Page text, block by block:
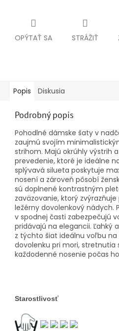
OPÝTAŤ SA STRÁŽIŤ
Popis Diskusia
Podrobný popis
Pohodlné dámske šaty v
zaujmú svojím
strihom. Majú okrúhly výstrih
prevedenie, ktoré je ideálne
splývavá silueta poskytuje
nosení a zároveň pôsobí
sú doplnené kontrastným
zaväzovanie, ktorý
ležérny dovolenkový nádych.
v spodnej časti zabezpečujú
pridávajú na elegancii. Ľahký
z týchto šiat ideálnu voľbu
dovolenku pri mori, stretnutia
každodenné nosenie počas
Starostlivosť